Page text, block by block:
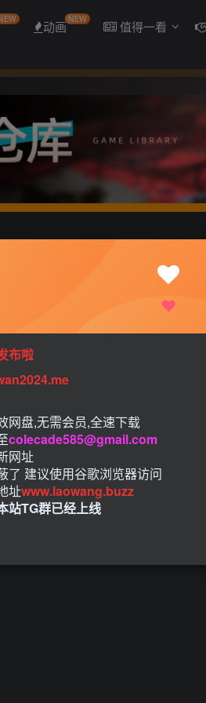
动画 NEW 值得一看
布啦
网盘,无需会员,全速下载
colecade585@gmail.com
网址
了 建议使用谷歌浏览器访问
址www.laowang.buzz
站TG群已经上线